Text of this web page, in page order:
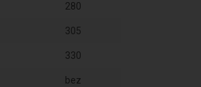
280
305
330
bez